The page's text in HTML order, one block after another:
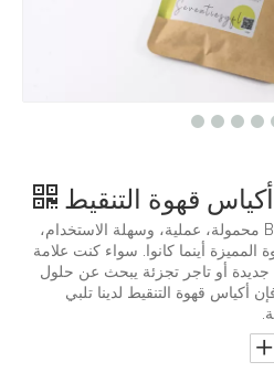
أكياس قهوة التنقيط
أكياس قهوة التنقيط من BioPack محمولة، عملية، وسهلة الاستخدام،
المميزة أينما كانوا. سواء كنت علامة
أو تاجر تجزئة يبحث عن حلول
أكياس قهوة التنقيط لدينا تلبي